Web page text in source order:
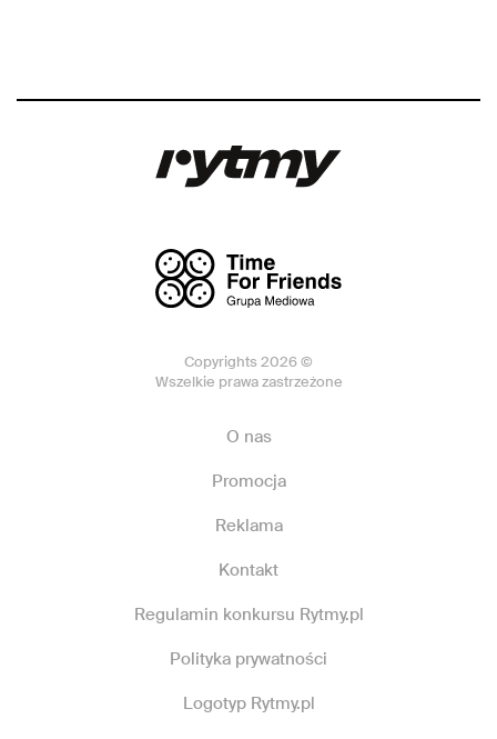
Copyrights 2026 ©
Wszelkie prawa zastrzeżone
O nas
Promocja
Reklama
Kontakt
Regulamin konkursu Rytmy.pl
Polityka prywatności
Logotyp Rytmy.pl